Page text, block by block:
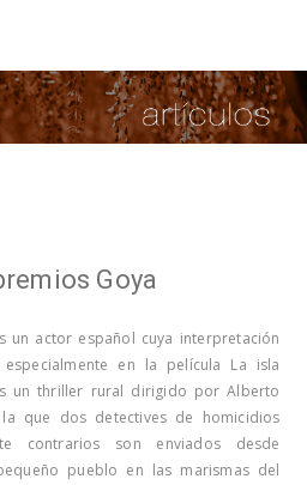
Goya
un actor español cuya interpretación
en la película La isla
un thriller rural dirigido por Alberto
la que dos detectives de homicidios
contrarios son enviados desde
pueblo en las marismas del